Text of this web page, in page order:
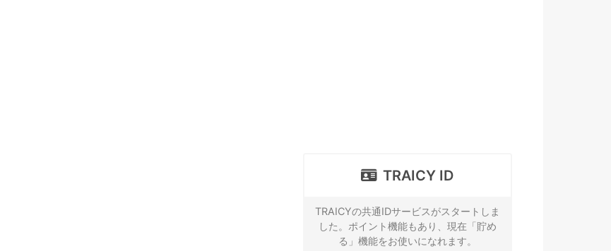
TRAICY ID
TRAICYの共通IDサービスがスタートしま
した。ポイント機能もあり、現在「貯め
る」機能をお使いになれます。